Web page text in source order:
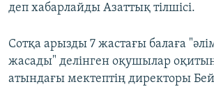
деп хабарлайды Азаттық тілшісі.
Сотқа арызды 7 жастағы балаға
жасады" делінген оқушылар
атындағы мектептің директоры